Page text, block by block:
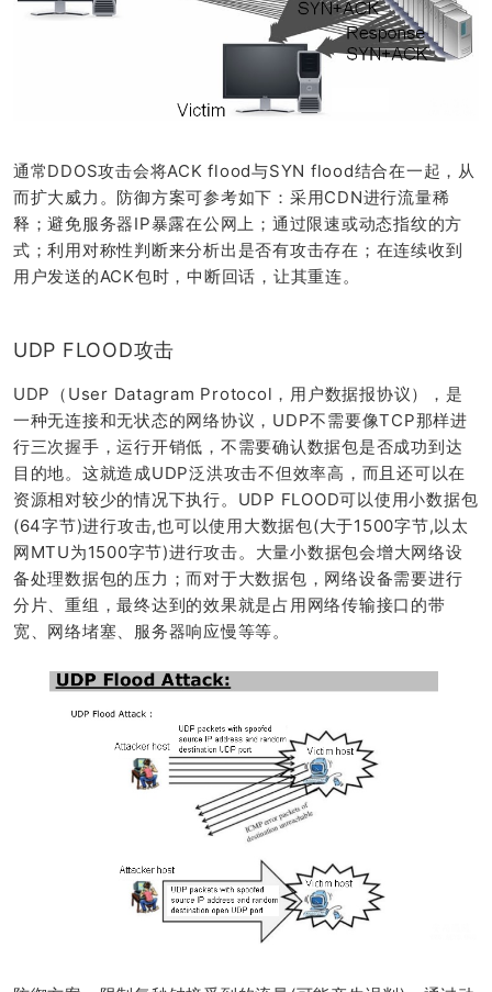
通常DDOS攻击会将ACK flood与SYN flood结合在一起，从
而扩大威力。防御方案可参考如下：采用CDN进行流量稀
释；避免服务器IP暴露在公网上；通过限速或动态指纹的方
式；利用对称性判断来分析出是否有攻击存在；在连续收到
用户发送的ACK包时，中断回话，让其重连。
UDP FLOOD攻击
UDP（User Datagram Protocol，用户数据报协议），是
一种无连接和无状态的网络协议，UDP不需要像TCP那样进
行三次握手，运行开销低，不需要确认数据包是否成功到达
目的地。这就造成UDP泛洪攻击不但效率高，而且还可以在
资源相对较少的情况下执行。UDP FLOOD可以使用小数据包
(64字节)进行攻击,也可以使用大数据包(大于1500字节,以太
网MTU为1500字节)进行攻击。大量小数据包会增大网络设
备处理数据包的压力；而对于大数据包，网络设备需要进行
分片、重组，最终达到的效果就是占用网络传输接口的带
宽、网络堵塞、服务器响应慢等等。